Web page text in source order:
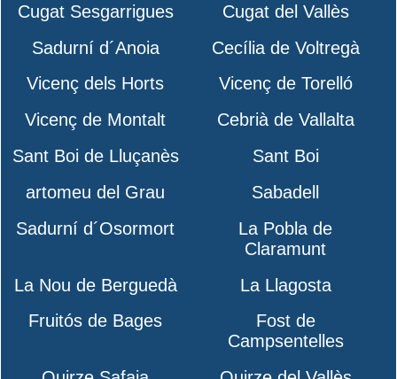
Cugat Sesgarrigues
Cugat del Vallès
Sadurní d´Anoia
Cecília de Voltregà
Vicenç dels Horts
Vicenç de Torelló
Vicenç de Montalt
Cebrià de Vallalta
Sant Boi de Lluçanès
Sant Boi
artomeu del Grau
Sabadell
Sadurní d´Osormort
La Pobla de
Claramunt
La Nou de Berguedà
La Llagosta
Fruitós de Bages
Fost de
Campsentelles